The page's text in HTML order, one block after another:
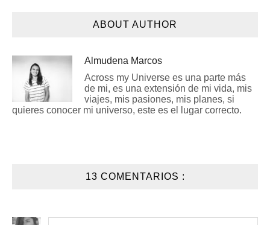
ABOUT AUTHOR
Almudena Marcos
Across my Universe es una parte más
de mi, es una extensión de mi vida, mis
viajes, mis pasiones, mis planes, si
quieres conocer mi universo, este es el lugar correcto.
13 COMENTARIOS :